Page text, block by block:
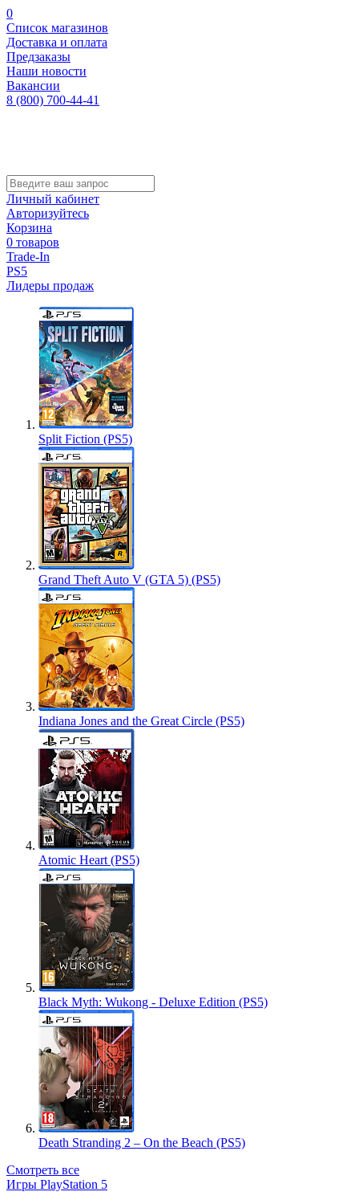
0
Список магазинов
Доставка и оплата
Предзаказы
Наши новости
Вакансии
8 (800) 700-44-41
Личный кабинет
Авторизуйтесь
Корзина
0 товаров
Trade-In
PS5
Лидеры продаж
Split Fiction (PS5)
Grand Theft Auto V (GTA 5) (PS5)
Indiana Jones and the Great Circle (PS5)
Atomic Heart (PS5)
Black Myth: Wukong - Deluxe Edition (PS5)
Death Stranding 2 – On the Beach (PS5)
Смотреть все
Игры PlayStation 5